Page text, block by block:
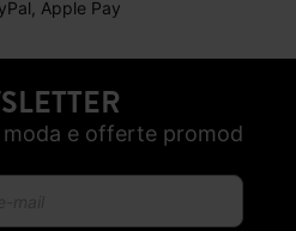
Apple Pay
moda e offerte promod